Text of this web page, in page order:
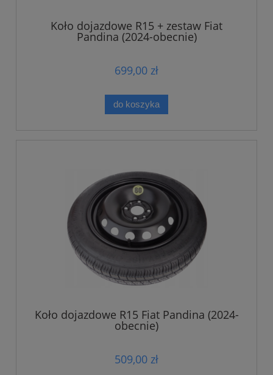
Koło dojazdowe R15 + zestaw Fiat
Pandina (2024-obecnie)
699,00 zł
do koszyka
Koło dojazdowe R15 Fiat Pandina (2024-
obecnie)
509,00 zł